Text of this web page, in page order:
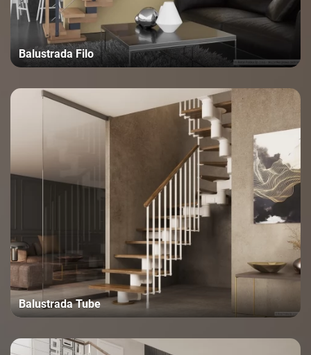
Balustrada Filo
Balustrada Tube